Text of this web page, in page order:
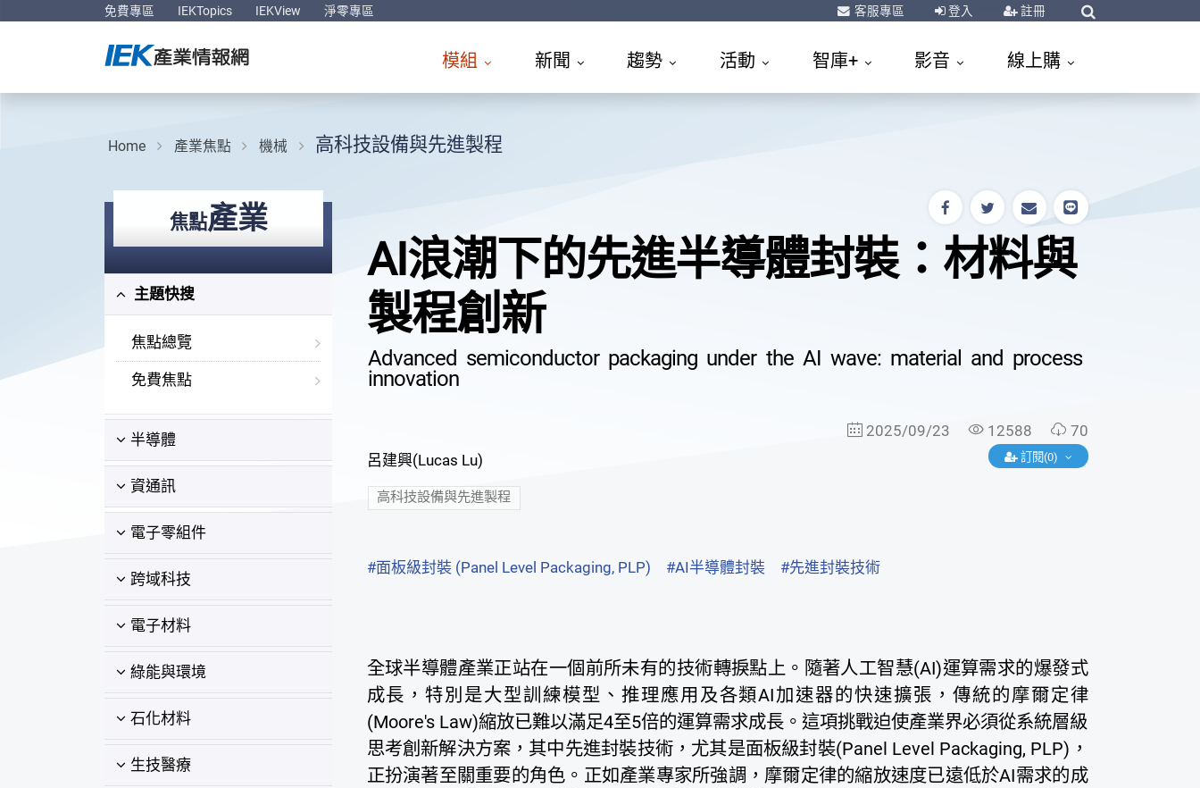
免費專區 IEKTopics IEKView 淨零專區 客服專區 登入 註冊
模組 新聞 趨勢 活動 智庫+ 影音 線上購
Home 產業焦點 機械 高科技設備與先進製程
焦點產業
主題快搜
焦點總覽
免費焦點
半導體
資通訊
電子零組件
跨域科技
電子材料
綠能與環境
石化材料
生技醫療
AI浪潮下的先進半導體封裝：材料與
製程創新
Advanced semiconductor packaging under the AI wave: material and process
innovation
2025/09/23 12588
70
呂建興(Lucas Lu)
訂閱(0)
高科技設備與先進製程
#面板級封裝 (Panel Level Packaging, PLP) #AI半導體封裝 #先進封裝技術
全球半導體產業正站在一個前所未有的技術轉捩點上。隨著人工智慧(AI)運算需求的爆發式
成長，特別是大型訓練模型、推理應用及各類AI加速器的快速擴張，傳統的摩爾定律
(Moore's Law)縮放已難以滿足4至5倍的運算需求成長。這項挑戰迫使產業界必須從系統層級
思考創新解決方案，其中先進封裝技術，尤其是面板級封裝(Panel Level Packaging, PLP)，
正扮演著至關重要的角色。正如產業專家所強調，摩爾定律的縮放速度已遠低於AI需求的成